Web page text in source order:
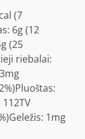
(7
6g(12
g(25
riebalai:
mg
Pluoštas:
112TV
Geležis: 1mg